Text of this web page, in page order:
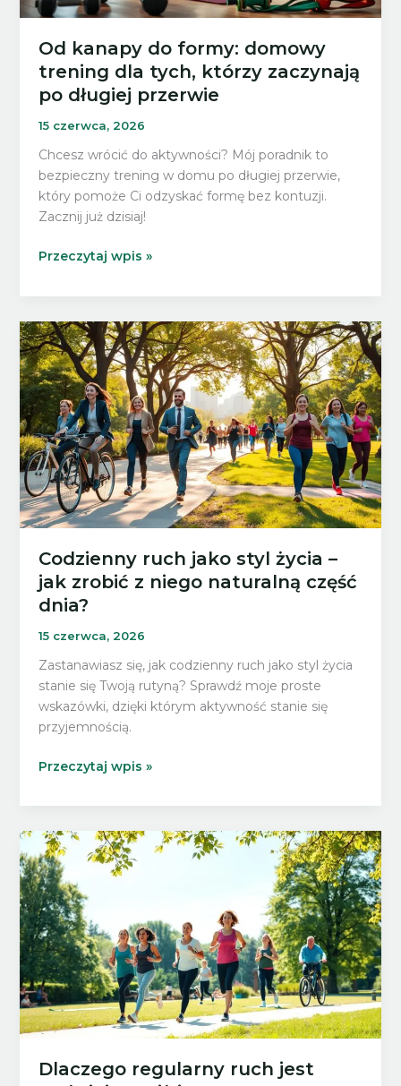
Od kanapy do formy: domowy
trening dla tych, którzy zaczynają
po długiej przerwie
15 czerwca, 2026
Chcesz wrócić do aktywności? Mój poradnik to
bezpieczny trening w domu po długiej przerwie,
który pomoże Ci odzyskać formę bez kontuzji.
Zacznij już dzisiaj!
Od
do
domowy
trening
dla
tych,
którzy
zaczynają
po
długiej
przerwie
Przeczytaj wpis »
Codzienny ruch jako styl życia –
jak zrobić z niego naturalną część
dnia?
15 czerwca, 2026
Zastanawiasz się, jak codzienny ruch jako styl życia
stanie się Twoją rutyną? Sprawdź moje proste
wskazówki, dzięki którym aktywność stanie się
przyjemnością.
Codzienny
jako
styl
życia
–
jak
zrobić
z
niego
naturalną
część
dnia?
Przeczytaj wpis »
Dlaczego regularny ruch jest